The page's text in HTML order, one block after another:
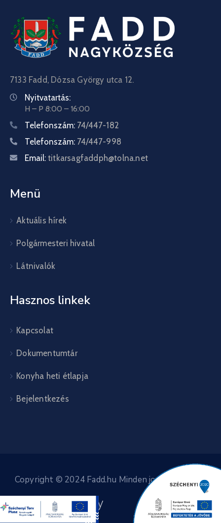
7133 Fadd, Dózsa György utca 12.
Nyitvatartás:
H – P 8:00 – 16:00
Telefonszám: 74/447-182
Telefonszám: 74/447-998
Email: titkarsagfaddph@tolna.net
Menü
Aktuális hírek
Polgármesteri hivatal
Látnivalók
Hasznos linkek
Kapcsolat
Dokumentumtár
Konyha heti étlapja
Bejelentkezés
Copyright © 2024 Fadd.hu Minden jog fenntartva.